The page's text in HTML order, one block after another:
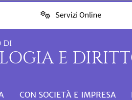
Servizi Online
DI
E
CON SOCIETÀ E IMPRESA